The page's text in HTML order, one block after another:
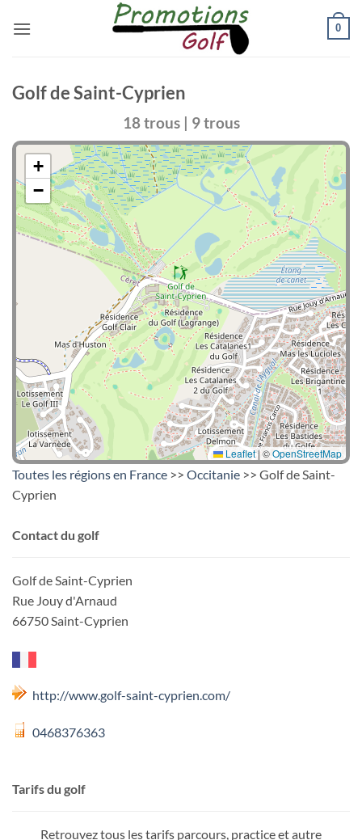
0
Golf de Saint-Cyprien
18 trous | 9 trous
+
−
Leaflet|©OpenStreetMap
Toutes les régions en France >> Occitanie >> Golf de Saint-
Cyprien
Contact du golf
Golf de Saint-Cyprien
Rue Jouy d'Arnaud
66750 Saint-Cyprien
http://www.golf-saint-cyprien.com/
0468376363
Tarifs du golf
Retrouvez tous les tarifs parcours, practice et autre